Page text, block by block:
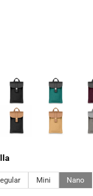
Mini Nano